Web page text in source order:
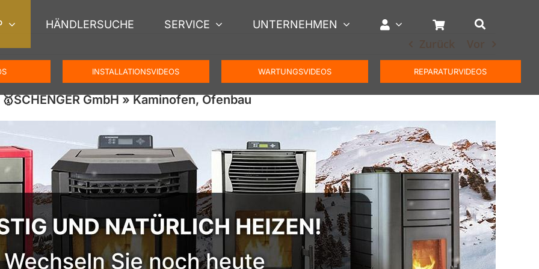
HÄNDLERSUCHE SERVICE UNTERNEHMEN
INSTALLATIONSVIDEOS WARTUNGSVIDEOS REPARATURVIDEOS
Zurück Vor
GmbH » Kaminofen, Ofenbau